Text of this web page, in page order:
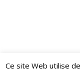
Ce site Web utilise